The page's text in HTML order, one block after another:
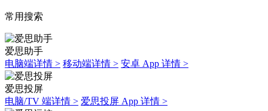
常用搜索
爱思助手
电脑端详情 > 移动端详情 > 安卓 App 详情 >
爱思投屏
电脑/TV 端详情 > 爱思投屏 App 详情 >